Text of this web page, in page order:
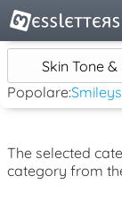
Skin Tone
Popolare:Smileys
The selected
category from